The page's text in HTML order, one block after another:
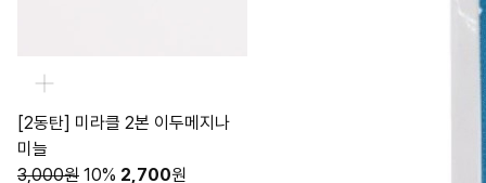
[2동탄] 미라클 2본 이두메지나
미늘
3,000원 10% 2,700원